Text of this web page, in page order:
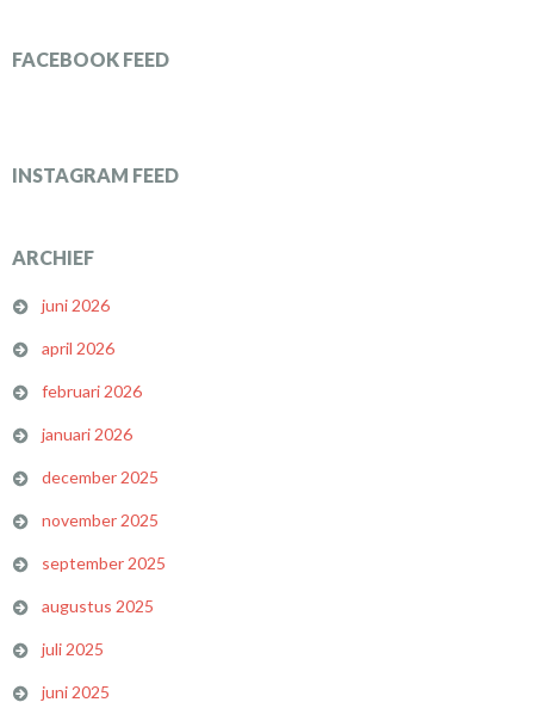
FACEBOOK FEED
INSTAGRAM FEED
ARCHIEF
juni 2026
april 2026
februari 2026
januari 2026
december 2025
november 2025
september 2025
augustus 2025
juli 2025
juni 2025